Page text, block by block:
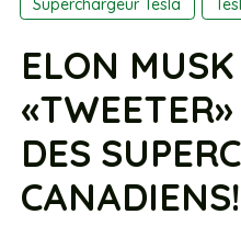
Superchargeur Tesla
ELON
DES
CANADIENS!